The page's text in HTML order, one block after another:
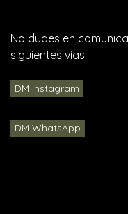
No dudes en
siguientes vías:
DM Instagram
DM WhatsApp